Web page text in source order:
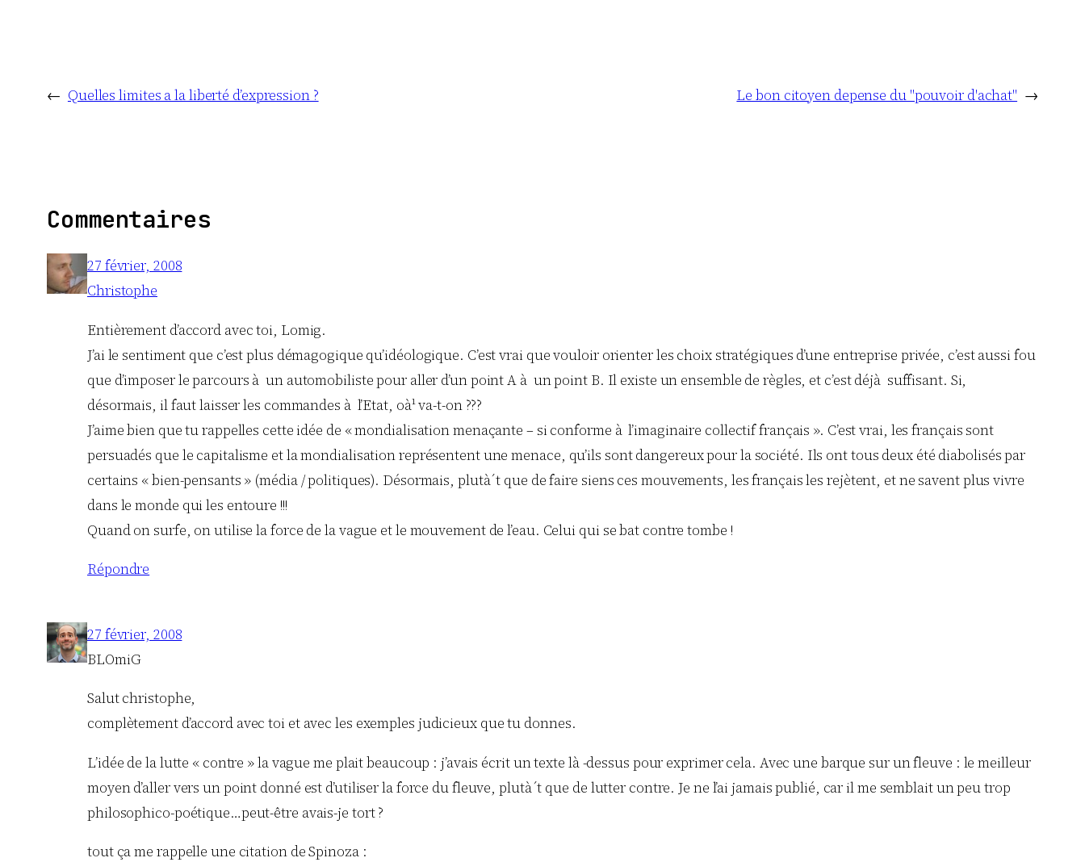
← Quelles limites a la liberté d’expression ? Le bon citoyen depense du "pouvoir d'achat" →
Commentaires
27 février, 2008
Christophe
Entièrement d’accord avec toi, Lomig.
J’ai le sentiment que c’est plus démagogique qu’idéologique. C’est vrai que vouloir orienter les choix stratégiques d’une entreprise privée, c’est aussi fou
que d’imposer le parcours à un automobiliste pour aller d’un point A à un point B. Il existe un ensemble de règles, et c’est déjà suffisant. Si,
désormais, il faut laisser les commandes à l’Etat, oà¹ va-t-on ???
J’aime bien que tu rappelles cette idée de « mondialisation menaçante – si conforme à l’imaginaire collectif français ». C’est vrai, les français sont
persuadés que le capitalisme et la mondialisation représentent une menace, qu’ils sont dangereux pour la société. Ils ont tous deux été diabolisés par
certains « bien-pensants » (média / politiques). Désormais, plutà´t que de faire siens ces mouvements, les français les rejètent, et ne savent plus vivre
dans le monde qui les entoure !!!
Quand on surfe, on utilise la force de la vague et le mouvement de l’eau. Celui qui se bat contre tombe !
Répondre
27 février, 2008
BLOmiG
Salut christophe,
complètement d’accord avec toi et avec les exemples judicieux que tu donnes.
L’idée de la lutte « contre » la vague me plait beaucoup : j’avais écrit un texte là -dessus pour exprimer cela. Avec une barque sur un fleuve : le meilleur
moyen d’aller vers un point donné est d’utiliser la force du fleuve, plutà´t que de lutter contre. Je ne l’ai jamais publié, car il me semblait un peu trop
philosophico-poétique…peut-être avais-je tort ?
tout ça me rappelle une citation de Spinoza :